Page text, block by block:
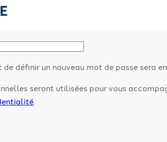
définir un nouveau mot de passe sera
seront utilisées pour vous
.